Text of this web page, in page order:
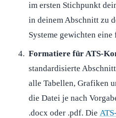
im ersten Stichpunkt
in deinem Abschnitt zu
Systeme gewichten
Formatiere für ATS-
standardisierte
alle Tabellen, Grafiken
die Datei je nach
.docx oder .pdf. Die